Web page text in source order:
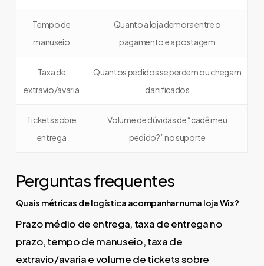
Tempo de
manuseio
Quanto a loja demora entre o
pagamento e a postagem
Taxa de
extravio/avaria
Quantos pedidos se perdem ou chegam
danificados
Tickets sobre
entrega
Volume de dúvidas de “cadê meu
pedido?” no suporte
Perguntas frequentes
Quais métricas de logística acompanhar numa loja Wix?
Prazo médio de entrega, taxa de entrega no
prazo, tempo de manuseio, taxa de
extravio/avaria e volume de tickets sobre